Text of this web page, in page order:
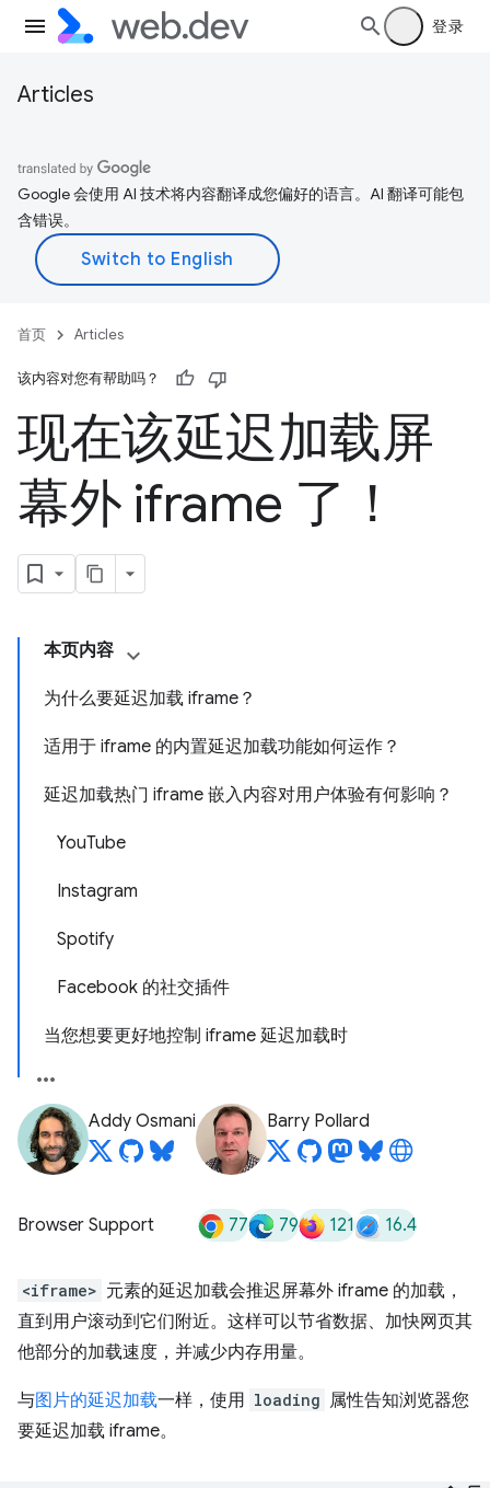
登录
Articles
Google 会使用 AI 技术将内容翻译成您偏好的语言。AI 翻译可能包
含错误。
首页 Articles
该内容对您有帮助吗？
现在该延迟加载屏
幕外 iframe 了！
本页内容
为什么要延迟加载 iframe？
适用于 iframe 的内置延迟加载功能如何运作？
延迟加载热门 iframe 嵌入内容对用户体验有何影响？
YouTube
Instagram
Spotify
Facebook 的社交插件
当您想要更好地控制 iframe 延迟加载时
Addy Osmani Barry Pollard
Browser Support 77 79 121 16.4
<iframe> 元素的延迟加载会推迟屏幕外 iframe 的加载，
直到用户滚动到它们附近。这样可以节省数据、加快网页其
他部分的加载速度，并减少内存用量。
与图片的延迟加载一样，使用 loading 属性告知浏览器您
要延迟加载 iframe。